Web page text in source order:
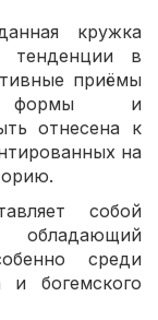
кружка
тенденции в
приёмы
формы и
отнесена к
на
собой
среди
и богемского